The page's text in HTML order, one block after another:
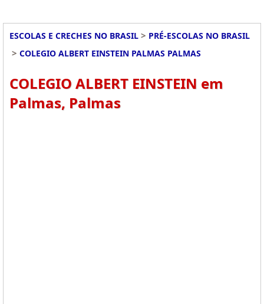
ESCOLAS E CRECHES NO BRASIL > PRÉ-ESCOLAS NO BRASIL
> COLEGIO ALBERT EINSTEIN PALMAS PALMAS
COLEGIO ALBERT EINSTEIN em
Palmas, Palmas